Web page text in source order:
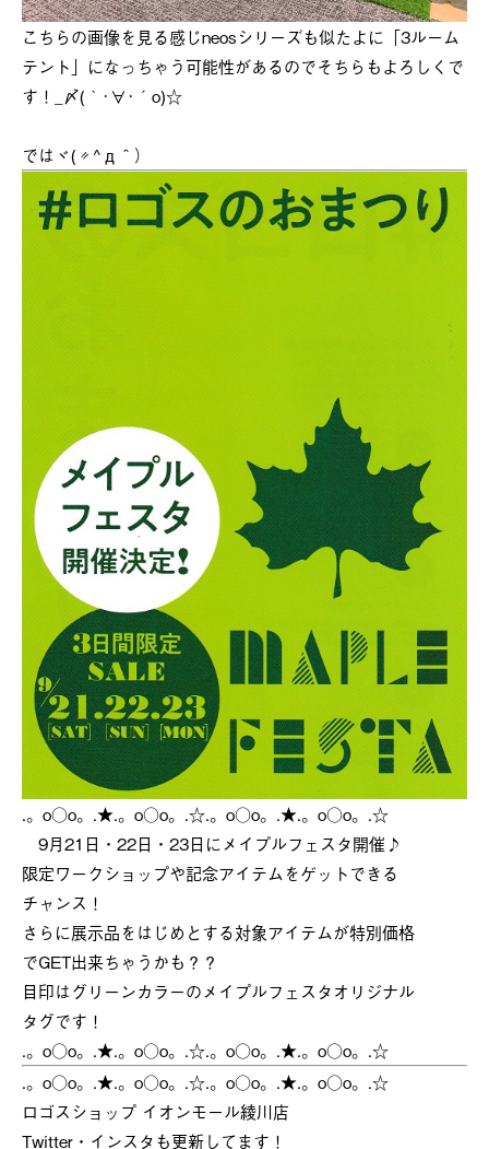
こちらの画像を見る感じneosシリーズも似たよに「3ルーム
テント」になっちゃう可能性があるのでそちらもよろしくで
す！_〆(｀･∀･´o)☆
ではヾ(〃^д＾）
.。o○o。.★.。o○o。.☆.。o○o。.★.。o○o。.☆
9月21日・22日・23日にメイプルフェスタ開催♪
限定ワークショップや記念アイテムをゲットできる
チャンス！
さらに展示品をはじめとする対象アイテムが特別価格
でGET出来ちゃうかも？？
目印はグリーンカラーのメイプルフェスタオリジナル
タグです！
.。o○o。.★.。o○o。.☆.。o○o。.★.。o○o。.☆
.。o○o。.★.。o○o。.☆.。o○o。.★.。o○o。.☆
ロゴスショップ イオンモール綾川店
Twitter・インスタも更新してます！